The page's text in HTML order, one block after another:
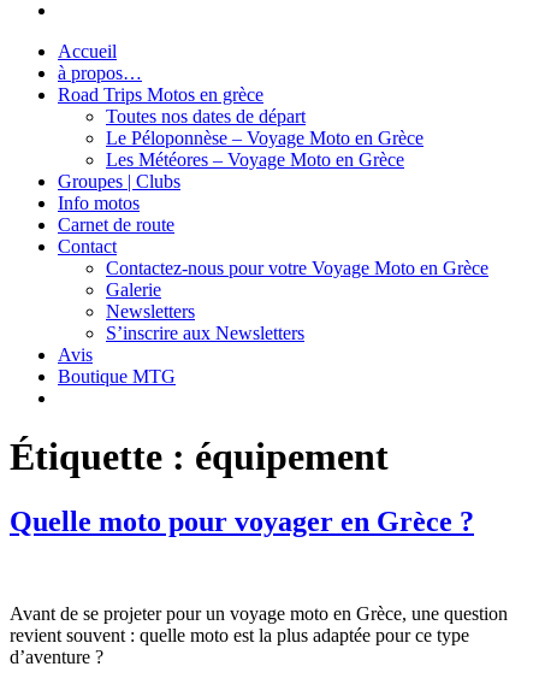
Accueil
à propos…
Road Trips Motos en grèce
Toutes nos dates de départ
Le Péloponnèse – Voyage Moto en Grèce
Les Météores – Voyage Moto en Grèce
Groupes | Clubs
Info motos
Carnet de route
Contact
Contactez-nous pour votre Voyage Moto en Grèce
Galerie
Newsletters
S’inscrire aux Newsletters
Avis
Boutique MTG
Étiquette : équipement
Quelle moto pour voyager en Grèce ?
Avant de se projeter pour un voyage moto en Grèce, une question
revient souvent : quelle moto est la plus adaptée pour ce type
d’aventure ?